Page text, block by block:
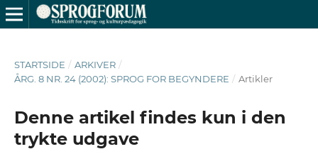
STARTSIDE / ARKIVER /
ÅRG. 8 NR. 24 (2002): SPROG FOR BEGYNDERE / Artikler
Denne artikel findes kun i den
trykte udgave